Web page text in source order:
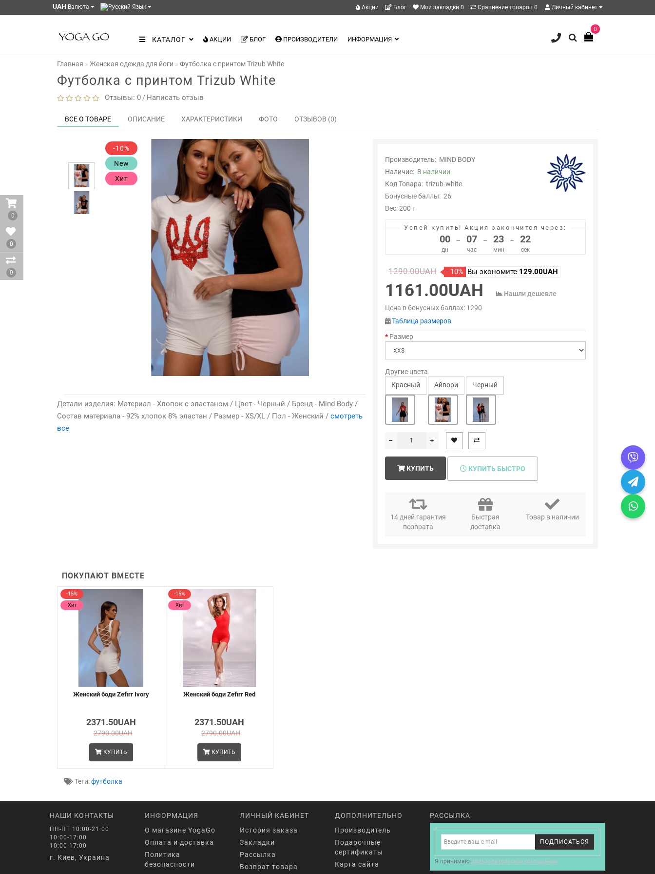
0
0
0
UAH Валюта Язык Акции Блог Мои закладки 0 Сравнение товаров 0 Личный кабинет
КАТАЛОГ АКЦИИ БЛОГ ПРОИЗВОДИТЕЛИ ИНФОРМАЦИЯ
0
Главная Женская одежда для йоги Футболка с принтом Trizub White
Футболка с принтом Trizub White
Отзывы: 0 / Написать отзыв
ВСЕ О ТОВАРЕ ОПИСАНИЕ ХАРАКТЕРИСТИКИ ФОТО ОТЗЫВОВ (0)
-10%
New
Хит
Детали изделия: Материал - Хлопок с эластаном / Цвет - Черный / Бренд - Mind Body /
Состав материала - 92% хлопок 8% эластан / Размер - XS/XL / Пол - Женский / смотреть
все
Производитель: MIND BODY
Наличие: В наличии
Код Товара: trizub-white
Бонусные баллы:26
Вес: 200 г
Успей купить! Акция закончится через:
00
дн
– 07
час
– 23
мин
– 21
сек
1290.00UAH - 10% Вы экономите 129.00UAH
1161.00UAH
Нашли дешевле
Цена в бонусных баллах: 1290
Таблица размеров
Размер
Другие цвета
Красный
Айвори Черный
КУПИТЬ КУПИТЬ БЫСТРО
14 дней гарантия
возврата
Быстрая
доставка
Товар в наличии
ПОКУПАЮТ ВМЕСТЕ
-15%
Хит
Женский боди Zefirr Ivory
2371.50UAH
2790.00UAH
КУПИТЬ
-15%
Хит
Женский боди Zefirr Red
2371.50UAH
2790.00UAH
КУПИТЬ
Теги:футболка
НАШИ КОНТАКТЫ
ПН-ПТ 10:00-21:00
10:00-17:00
10:00-17:00
г. Киев, Украина
ИНФОРМАЦИЯ
О магазине YogaGo
Оплата и доставка
Политика
безопасности
ЛИЧНЫЙ КАБИНЕТ
История заказа
Закладки
Рассылка
Возврат товара
ДОПОЛНИТЕЛЬНО
Производитель
Подарочные
сертификаты
Карта сайта
РАССЫЛКА
ПОДПИСАТЬСЯ
Я принимаю пользовательское соглашение